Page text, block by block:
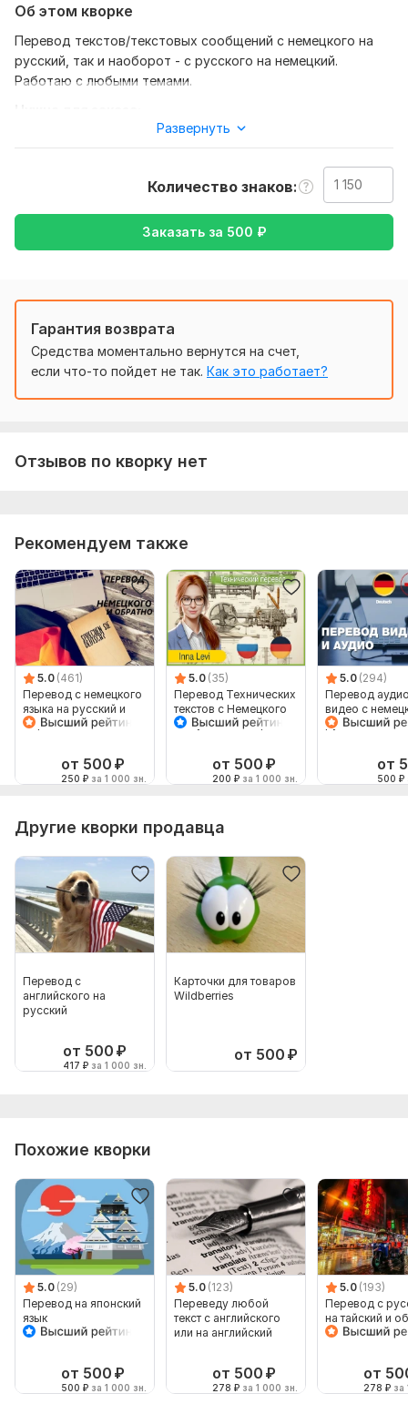
Об этом кворке
Перевод текстов/текстовых сообщений с немецкого на
русский, так и наоборот - с русского на немецкий.
Работаю с любыми темами.
Требуется сообщение или фотография текста, который
Важно будет убедиться в том, что фотография не
размыта и все хорошо видно, если это будет фотография.
Если это текст, то нужно обязательно проверить
правильно ли все написано.
Язык перевода:
с Немецкого на Русский
с Русского на Немецкий
Объем услуги в кворке: 1 150 знаков
Развернуть
Количество знаков
Заказать за 500 ₽
Гарантия возврата
Средства моментально вернутся на счет,
если что-то пойдет не так. Как это работает?
Отзывов по кворку нет
Рекомендуем также
5.0 (461)
Перевод с немецкого
языка на русский и
обратно
от 500 ₽
250 ₽ за 1 000 зн.
5.0 (35)
Перевод Технических
текстов с Немецкого
на Русский и обратно
от 500 ₽
200 ₽ за 1 000 зн.
5.0 (294)
Перевод
видео с
русский язык и
от
500 ₽
Другие кворки продавца
Перевод с
английского на
русский
от 500 ₽
417 ₽ за 1 000 зн.
Карточки для товаров
Wildberries
от 500 ₽
Похожие кворки
5.0 (29)
Перевод на японский
язык
от 500 ₽
500 ₽ за 1 000 зн.
5.0 (123)
Переведу любой
текст с английского
или на английский
от 500 ₽
278 ₽ за 1 000 зн.
5.0 (193)
Перевод с
на тайский и
с текста
от
278 ₽ за